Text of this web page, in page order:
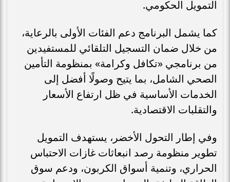
التمويل الحكومي.
كما يشمل البرنامج دعم الفئات الأولى بالرعاية،
من خلال ضمان التسجيل التلقائي للمستفيدين
من برنامجي «تكافل وكرامة» بمنظومة التأمين
الصحي الشامل، بما يتيح وصولًا أفضل إلى
الخدمات الأساسية في ظل ارتفاع الأسعار
والتقلبات الاقتصادية.
وفي إطار التحول الأخضر، يستهدف التمويل
تطوير منظومة رصد انبعاثات غازات الاحتباس
الحراري، وتنمية أسواق الكربون، ودعم سوق